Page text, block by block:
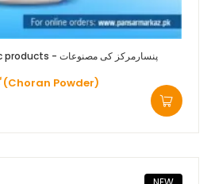
Pansar Markaz's Organic products - پنسارمرکز کی مصنوعات
GasTract – گیس ٹریکٹ (Choran Powder)